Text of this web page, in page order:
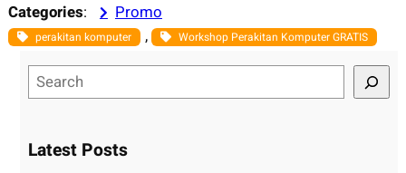
Categories: Promo
perakitan komputer , Workshop Perakitan Komputer GRATIS
e
rLatest Posts